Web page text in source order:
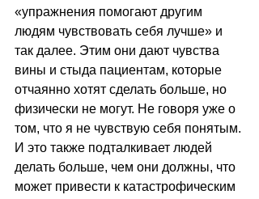
«упражнения помогают другим
людям чувствовать себя лучше» и
так далее. Этим они дают чувства
вины и стыда пациентам, которые
отчаянно хотят сделать больше, но
физически не могут. Не говоря уже о
том, что я не чувствую себя понятым.
И это также подталкивает людей
делать больше, чем они должны, что
может привести к катастрофическим